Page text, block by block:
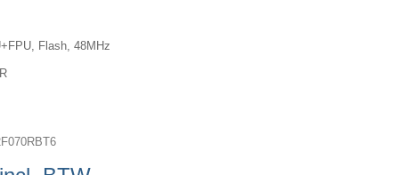
Flash, 48MHz